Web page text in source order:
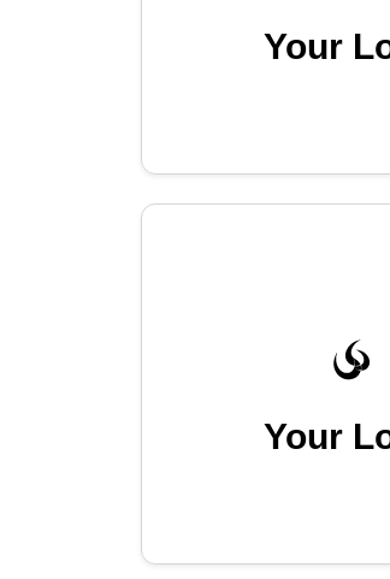
Your
Your